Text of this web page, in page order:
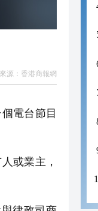
來源： 香港商報網
電台節目
或業主，